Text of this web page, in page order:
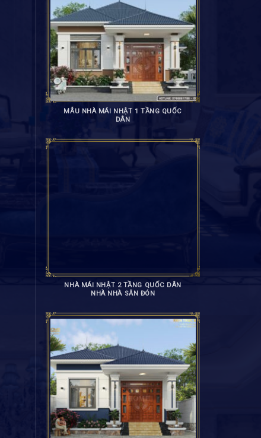
MẪU NHÀ MÁI NHẬT 1 TẦNG QUỐC
DÂN
NHÀ MÁI NHẬT 2 TẦNG QUỐC DÂN
NHÀ NHÀ SĂN ĐÓN